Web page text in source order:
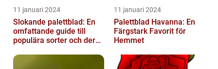
11 januari 2024
Slokande palettblad: En
omfattande guide till
populära sorter och deras
11 januari 2024
Palettblad Havanna: En
Färgstark Favorit för
Hemmet